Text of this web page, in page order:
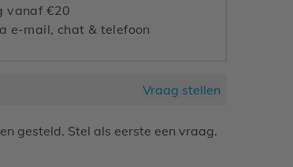
vanaf €20
e-mail, chat & telefoon
Vraag stellen
gesteld. Stel als eerste een vraag.